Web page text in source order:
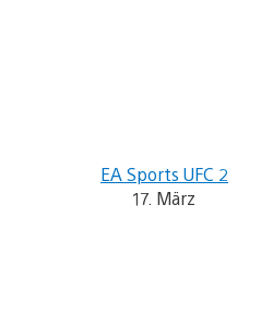
EA Sports UFC 2
17. März